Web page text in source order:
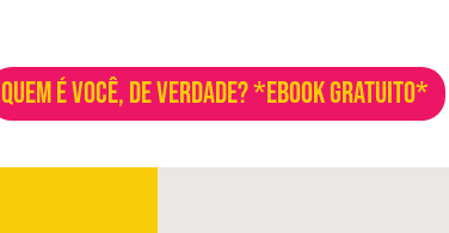
QUEM É VOCÊ, DE VERDADE? *EBOOK GRATUITO*